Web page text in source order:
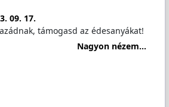
09. 17.
támogasd az édesanyákat!
Nagyon nézem...